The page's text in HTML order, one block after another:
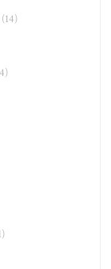
(14)